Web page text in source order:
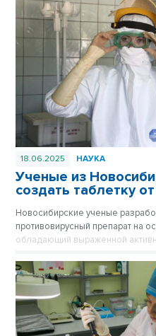
18.06.2025 НАУКА
Ученые из
создать таблетку
Новосибирские ученые
противовирусный препарат на
обладающий выраженной